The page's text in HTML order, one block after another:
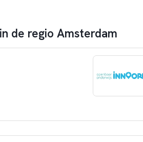
de regio Amsterdam